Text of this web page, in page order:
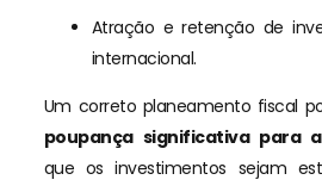
Atração e retenção de
internacional.
Um correto planeamento fiscal
poupança significativa para
que os investimentos sejam